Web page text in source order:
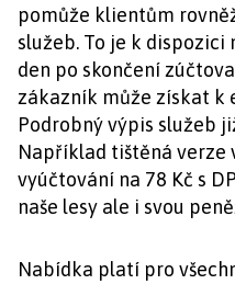
pomůže klientům
služeb. To je k
den po skončení
zákazník může získat k
Podrobný výpis služeb
Například tištěná verze
vyúčtování na 78 Kč s
naše lesy ale i svou
Nabídka platí pro